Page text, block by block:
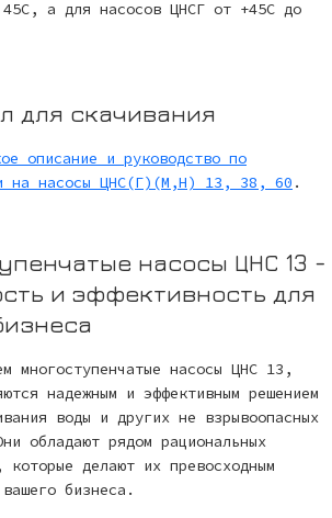
а для насосов ЦНСГ от +45С до
для скачивания
описание и руководство по
на насосы ЦНС(Г)(М,Н) 13, 38, 60 .
насосы ЦНС 13 -
и эффективность для
многоступенчатые насосы ЦНС 13,
надежным и эффективным решением
воды и других не взрывоопасных
обладают рядом рациональных
которые делают их превосходным
бизнеса.